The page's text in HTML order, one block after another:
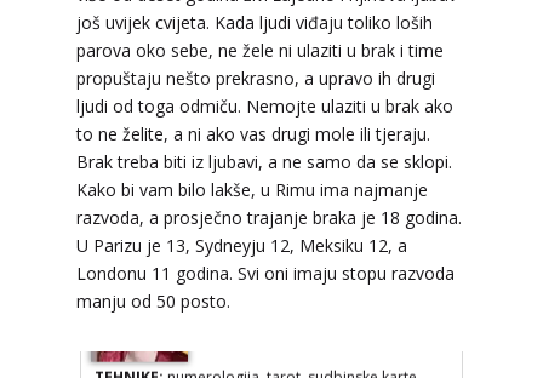
još uvijek cvijeta. Kada ljudi viđaju toliko loših
parova oko sebe, ne žele ni ulaziti u brak i time
propuštaju nešto prekrasno, a upravo ih drugi
ljudi od toga odmiču. Nemojte ulaziti u brak ako
to ne želite, a ni ako vas drugi mole ili tjeraju.
Brak treba biti iz ljubavi, a ne samo da se sklopi.
Kako bi vam bilo lakše, u Rimu ima najmanje
razvoda, a prosječno trajanje braka je 18 godina.
U Parizu je 13, Sydneyju 12, Meksiku 12, a
Londonu 11 godina. Svi oni imaju stopu razvoda
manju od 50 posto.
DI (DIJANA) / Kod 67
Tarot savjetnik je slobodan
TEHNIKE: astrologija, numerlogija, tarot
Broj tel: 064/600-600
tel:0,93€ - mob:1,12€ min
DINA/ Kod 38
Tarot savjetnik je zauzet
TEHNIKE:numerologija, tarot, sudbinske karte